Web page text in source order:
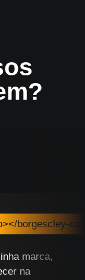
marca,
na